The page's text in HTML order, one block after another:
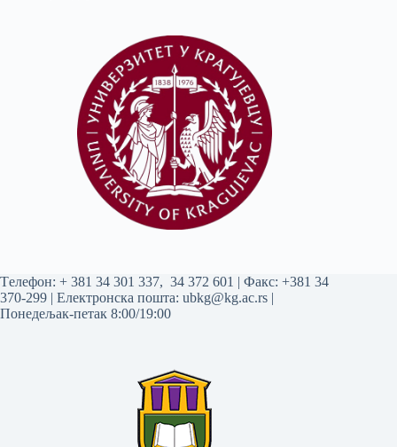
Tелефон: + 381 34 301 337, 34 372 601 | Факс: +381 34
370-299 | Електронска пошта: ubkg@kg.ac.rs |
Понедељак-петак 8:00/19:00